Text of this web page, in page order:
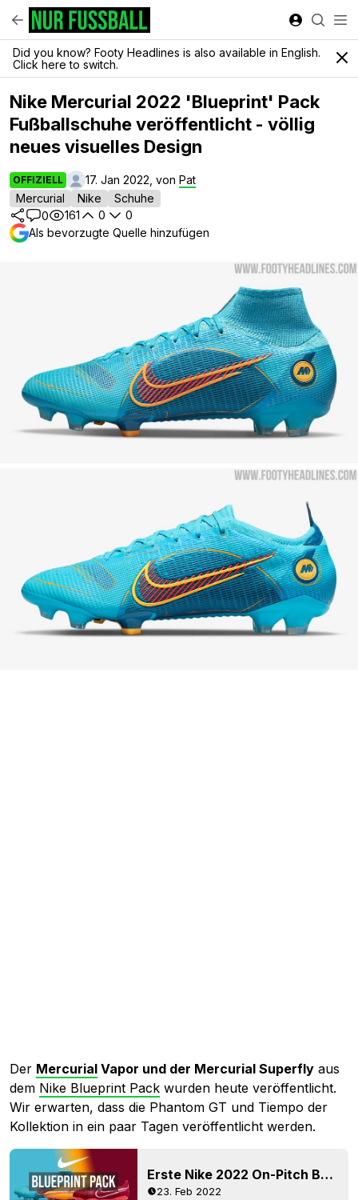
Did you know? Footy Headlines is also available in English.
Click here to switch.
Nike Mercurial 2022 'Blueprint' Pack
Fußballschuhe veröffentlicht - völlig
neues visuelles Design
OFFIZIELL 17. Jan 2022, von Pat
Mercurial
Nike
Schuhe
0
161 0
0
Als bevorzugte Quelle hinzufügen
Der Mercurial Vapor und der Mercurial Superfly aus
dem Nike Blueprint Pack wurden heute veröffentlicht.
Wir erwarten, dass die Phantom GT und Tiempo der
Kollektion in ein paar Tagen veröffentlicht werden.
Erste Nike 2022 On-Pitch Boots Kollektion geleakt - Blueprint Pack
23. Feb 2022